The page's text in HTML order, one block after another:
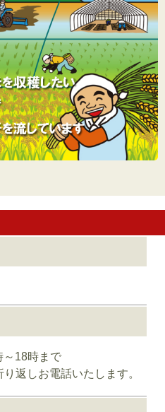
18時まで
返しお電話いたします。